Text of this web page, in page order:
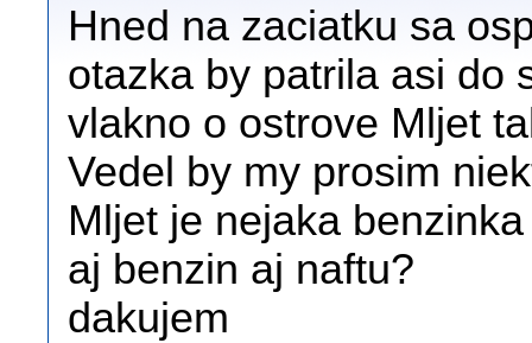
Hned na zaciatku sa
otazka by patrila asi do
vlakno o ostrove Mljet
Vedel by my prosim
Mljet je nejaka
aj benzin aj naftu?
dakujem